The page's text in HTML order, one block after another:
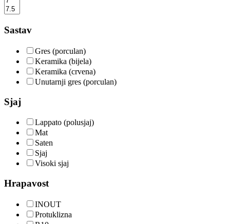
Sastav
Gres (porculan)
Keramika (bijela)
Keramika (crvena)
Unutarnji gres (porculan)
Sjaj
Lappato (polusjaj)
Mat
Saten
Sjaj
Visoki sjaj
Hrapavost
INOUT
Protuklizna